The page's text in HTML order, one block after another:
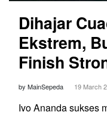
Dihajar
Ekstrem,
Finish
by MainSepeda 19 March
Ivo Ananda sukses